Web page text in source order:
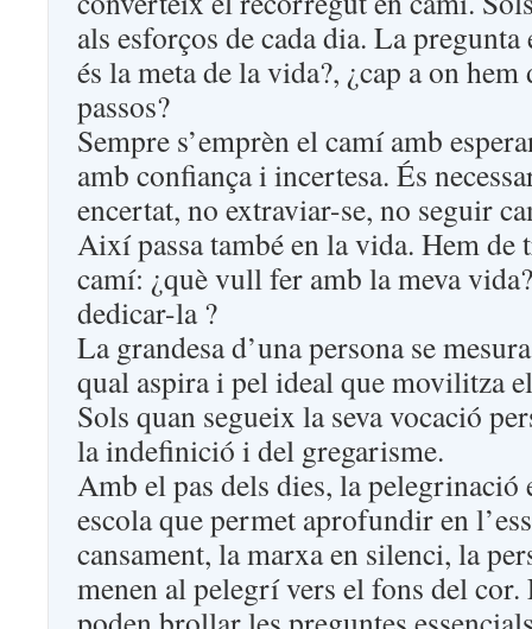
als esforços de cada dia. La
és la meta de la vida?, ¿cap a on
passos?
Sempre s’emprèn el camí amb
amb confiança i incertesa. És
encertat, no extraviar-se, no seguir
Així passa també en la vida. Hem
camí: ¿què vull fer amb la meva
dedicar-la ?
La grandesa d’una persona se
qual aspira i pel ideal que movilitza
Sols quan segueix la seva vocació
la indefinició i del gregarisme.
Amb el pas dels dies, la pelegrinació
escola que permet aprofundir en
cansament, la marxa en silenci, la
menen al pelegrí vers el fons del cor.